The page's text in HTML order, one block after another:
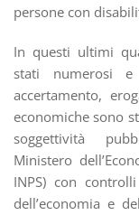
persone con
In questi ultimi
stati numerosi
accertamento,
economiche sono
soggettività
Ministero
INPS) con
dell’economia e